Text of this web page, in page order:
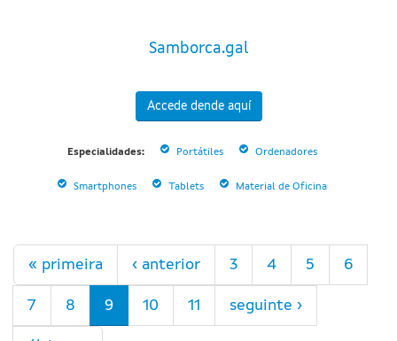
Samborca.gal
Accede dende aquí
Especialidades: Portátiles Ordenadores
Smartphones Tablets Material de Oficina
Páxinas
« primeira ‹ anterior 3 4 5 6
7 8 9 10 11 seguinte ›